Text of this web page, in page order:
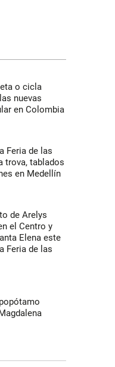
o cicla
nuevas
en Colombia
Feria de las
trova, tablados
en Medellín
de Arelys
el Centro y
Elena este
Feria de las